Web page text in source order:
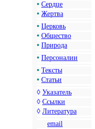
• Сердце
• Жертва
• Церковь
• Общество
• Природа
• Персоналии
• Тексты
• Статьи
◊ Указатель
◊ Ссылки
◊ Литература
email